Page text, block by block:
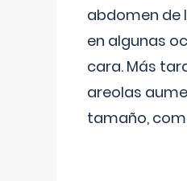
abdomen de
en algunas
cara. Más
areolas
tamaño,